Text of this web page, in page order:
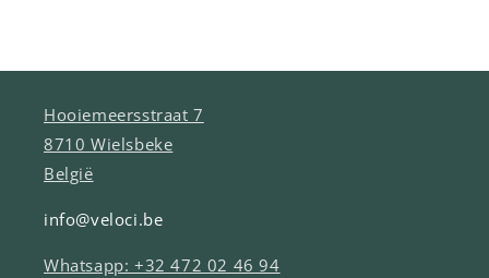
Hooiemeersstraat 7
8710 Wielsbeke
België
info@veloci.be
Whatsapp: +32 472 02 46 94